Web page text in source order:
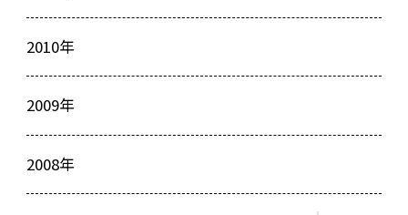
2010年
2009年
2008年